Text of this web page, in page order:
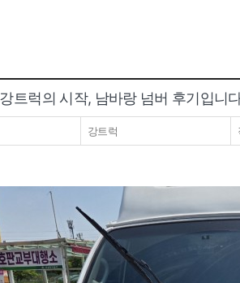
트럭의 시작, 남바랑 넘버 후기입니
강트럭